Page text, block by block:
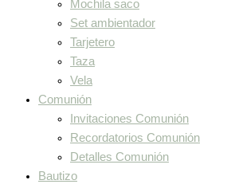
Mochila saco
Set ambientador
Tarjetero
Taza
Vela
Comunión
Invitaciones Comunión
Recordatorios Comunión
Detalles Comunión
Bautizo